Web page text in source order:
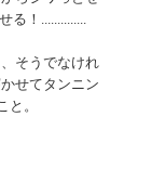
る！..............
そうでなけれ
せてタンニン
。